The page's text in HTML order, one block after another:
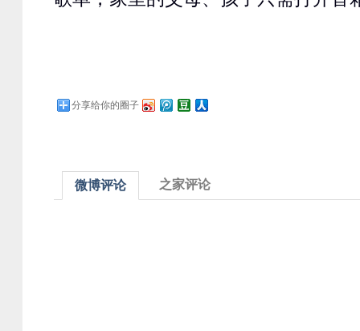
分享给你的圈子
微博评论 之家评论